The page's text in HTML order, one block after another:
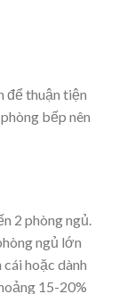
để thuận tiện
bếp nên
2 phòng ngủ.
ngủ lớn
hoặc dành
15-20%